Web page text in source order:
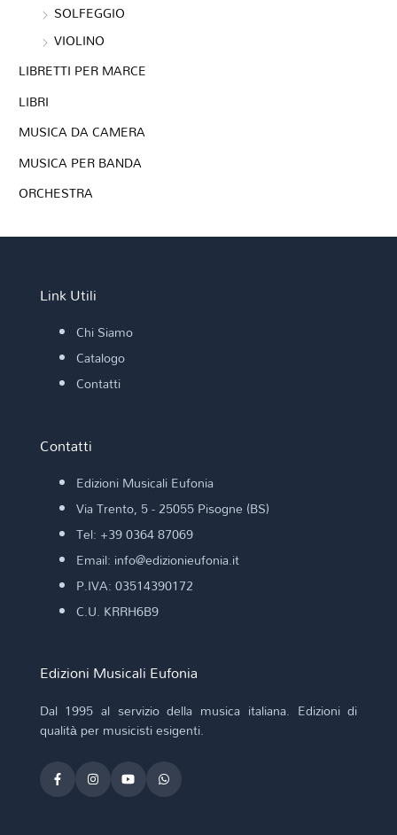
SOLFEGGIO
VIOLINO
LIBRETTI PER MARCE
LIBRI
MUSICA DA CAMERA
MUSICA PER BANDA
ORCHESTRA
Link Utili
Chi Siamo
Catalogo
Contatti
Contatti
Edizioni Musicali Eufonia
Via Trento, 5 - 25055 Pisogne (BS)
Tel: +39 0364 87069
Email: info@edizionieufonia.it
P.IVA: 03514390172
C.U. KRRH6B9
Edizioni Musicali Eufonia
Dal 1995 al servizio della musica italiana. Edizioni di
qualità per musicisti esigenti.